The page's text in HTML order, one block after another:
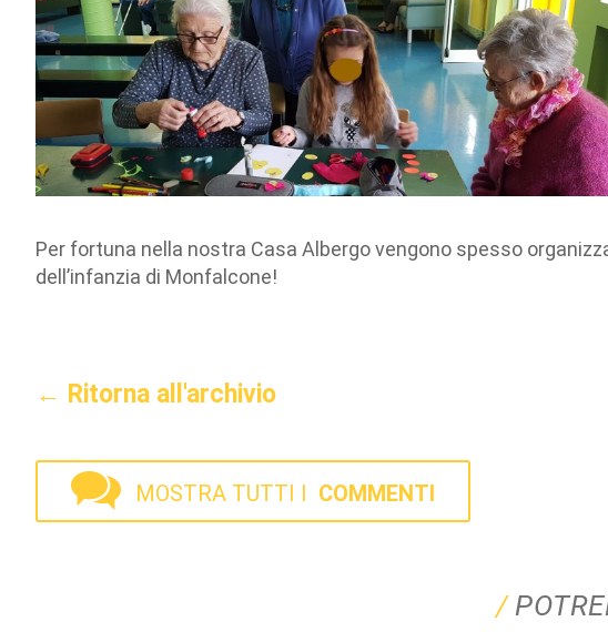
Per fortuna nella nostra Casa Albergo vengono spesso
dell’infanzia di Monfalcone!
← Ritorna all'archivio
MOSTRA TUTTI I COMMENTI